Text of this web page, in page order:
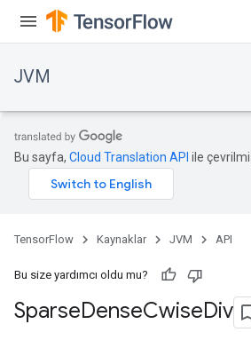
JVM
Bu sayfa, Cloud Translation API ile
TensorFlow Kaynaklar JVM API
Bu size yardımcı oldu mu?
SparseDenseCwiseDiv